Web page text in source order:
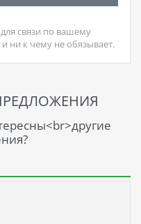
связи по вашему
ни к чему не обязывает.